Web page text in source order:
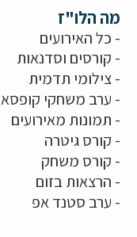
מה הלו"ז
- כל האירועים
- קורסים וסדנאות
-צילומי תדמית
- ערב משחקי קופסא
- תמונות מאירועים
- קורס גיטרה
- קורס משחק
- הרצאות בזום
- ערב סטנד אפ